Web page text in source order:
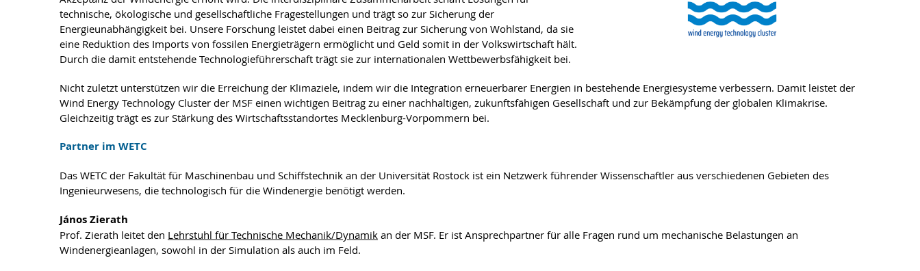
technische, ökologische und gesellschaftliche Fragestellungen und trägt so zur Sicherung der
Energieunabhängigkeit bei. Unsere Forschung leistet dabei einen Beitrag zur Sicherung von Wohlstand, da sie
eine Reduktion des Imports von fossilen Energieträgern ermöglicht und Geld somit in der Volkswirtschaft hält.
Durch die damit entstehende Technologieführerschaft trägt sie zur internationalen Wettbewerbsfähigkeit bei.
Nicht zuletzt unterstützen wir die Erreichung der Klimaziele, indem wir die Integration erneuerbarer Energien in bestehende Energiesysteme verbessern. Damit leistet der
Wind Energy Technology Cluster der MSF einen wichtigen Beitrag zu einer nachhaltigen, zukunftsfähigen Gesellschaft und zur Bekämpfung der globalen Klimakrise.
Gleichzeitig trägt es zur Stärkung des Wirtschaftsstandortes Mecklenburg-Vorpommern bei.
Partner im WETC
Das WETC der Fakultät für Maschinenbau und Schiffstechnik an der Universität Rostock ist ein Netzwerk führender Wissenschaftler aus verschiedenen Gebieten des
Ingenieurwesens, die technologisch für die Windenergie benötigt werden.
János Zierath
Prof. Zierath leitet den Lehrstuhl für Technische Mechanik/Dynamik an der MSF. Er ist Ansprechpartner für alle Fragen rund um mechanische Belastungen an
Windenergieanlagen, sowohl in der Simulation als auch im Feld.